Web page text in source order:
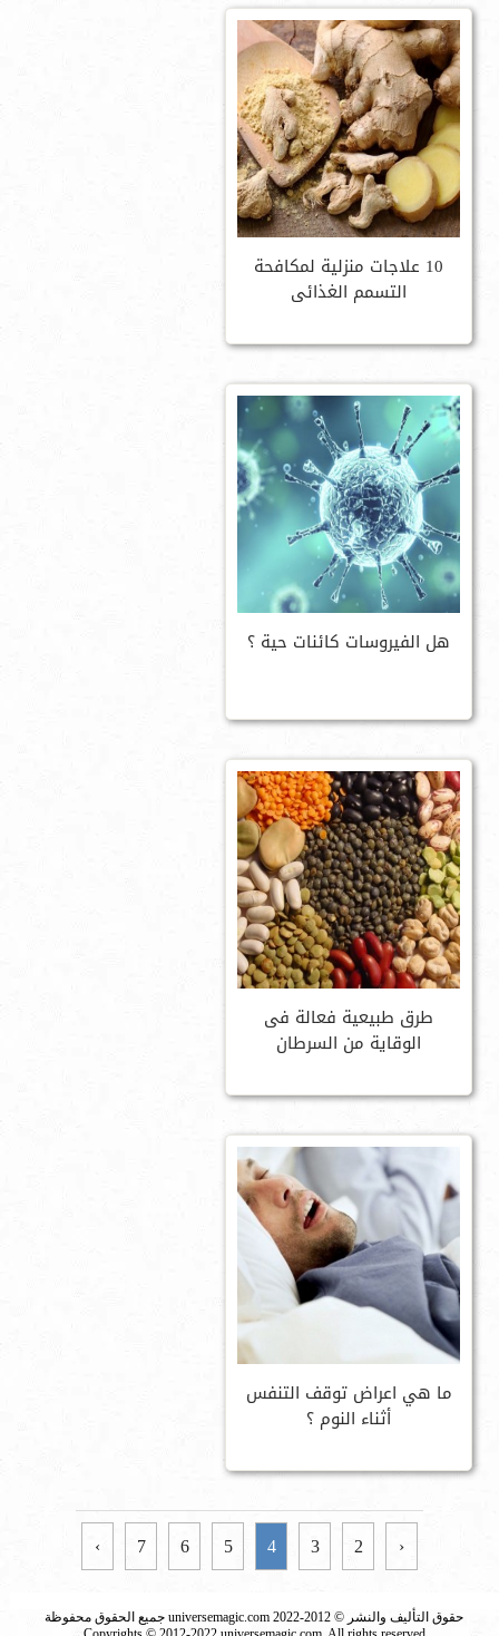
10 علاجات منزلية لمكافحة
التسمم الغذائى
هل الفيروسات كائنات حية ؟
طرق طبيعية فعالة فى
الوقاية من السرطان
ما هي اعراض توقف التنفس
أثناء النوم ؟
‹
2
3
4
5
6
7
›
حقوق التأليف والنشر © 2012-2022 universemagic.com جميع الحقوق محفوظة